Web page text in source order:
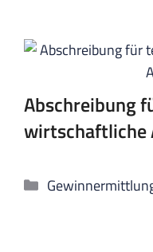
Abschreibung
wirtschaftliche
Kategorien